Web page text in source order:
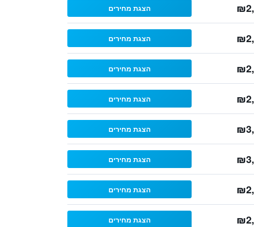
הצגת מחירים
הצגת מחירים
הצגת מחירים
הצגת מחירים
הצגת מחירים
הצגת מחירים
הצגת מחירים
הצגת מחירים